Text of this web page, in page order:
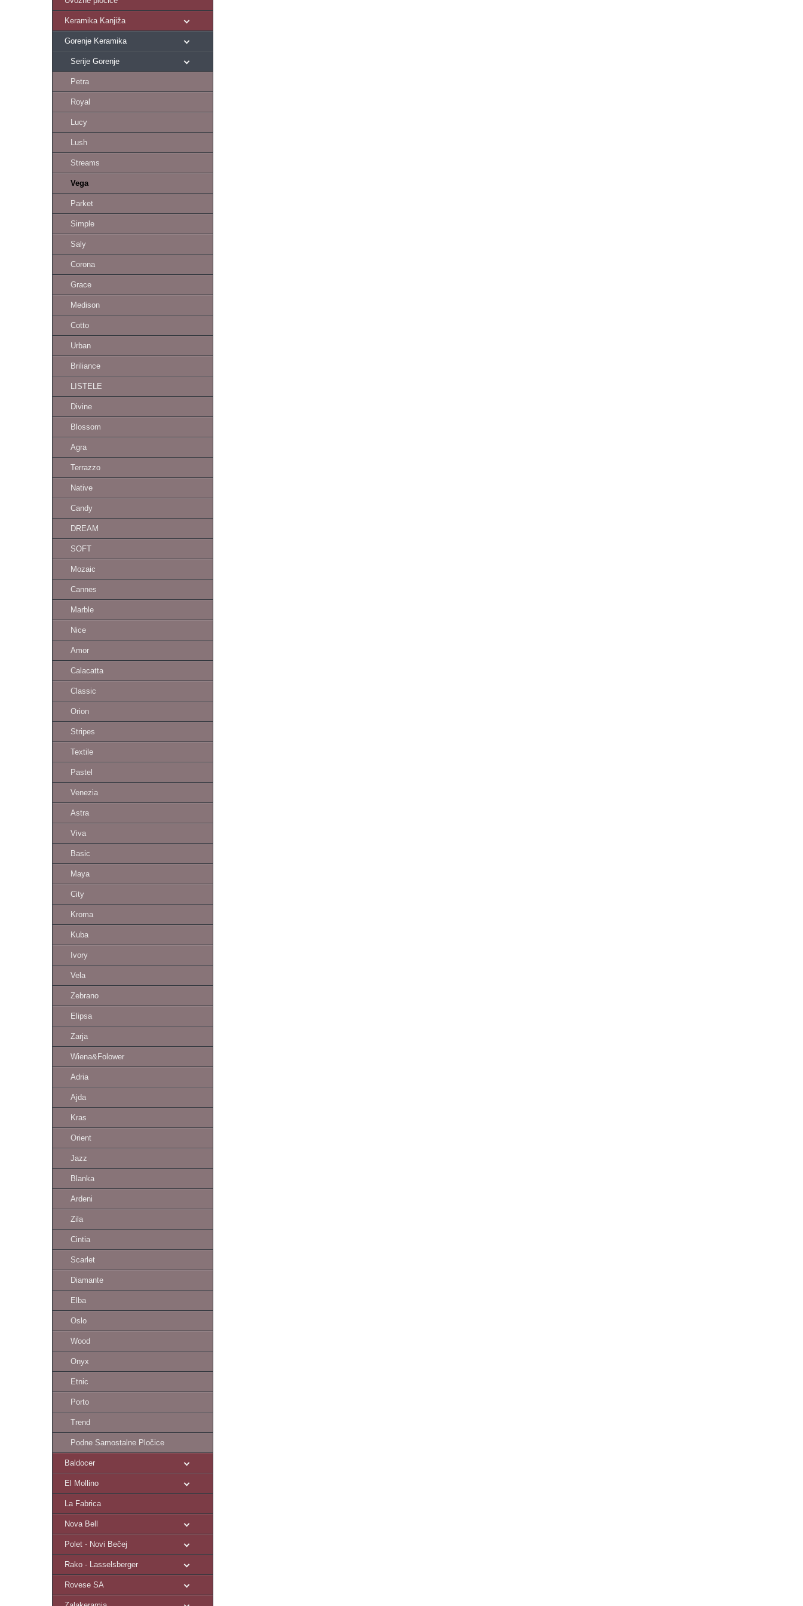
Keramika Kanjiža
Gorenje Keramika
Serije Gorenje
Petra
Royal
Lucy
Lush
Streams
Vega
Parket
Simple
Saly
Corona
Grace
Medison
Cotto
Urban
Briliance
LISTELE
Divine
Blossom
Agra
Terrazzo
Native
Candy
DREAM
SOFT
Mozaic
Cannes
Marble
Nice
Amor
Calacatta
Classic
Orion
Stripes
Textile
Pastel
Venezia
Astra
Viva
Basic
Maya
City
Kroma
Kuba
Ivory
Vela
Zebrano
Elipsa
Zarja
Wiena&Folower
Adria
Ajda
Kras
Orient
Jazz
Blanka
Ardeni
Zila
Cintia
Scarlet
Diamante
Elba
Oslo
Wood
Onyx
Etnic
Porto
Trend
Podne Samostalne Pločice
Baldocer
El Mollino
La Fabrica
Nova Bell
Polet - Novi Bečej
Rako - Lasselsberger
Rovese SA